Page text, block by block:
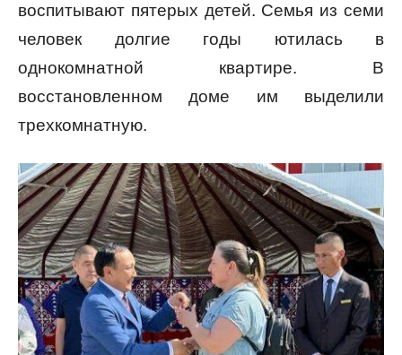
воспитывают пятерых детей. Семья из семи
человек долгие годы ютилась в
однокомнатной квартире. В
восстановленном доме им выделили
трехкомнатную.